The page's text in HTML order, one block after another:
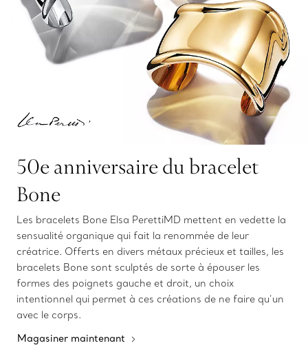
50e anniversaire du bracelet
Bone
Les bracelets Bone Elsa PerettiMD mettent en vedette la
sensualité organique qui fait la renommée de leur
créatrice. Offerts en divers métaux précieux et tailles, les
bracelets Bone sont sculptés de sorte à épouser les
formes des poignets gauche et droit, un choix
intentionnel qui permet à ces créations de ne faire qu’un
avec le corps.
Magasiner maintenant